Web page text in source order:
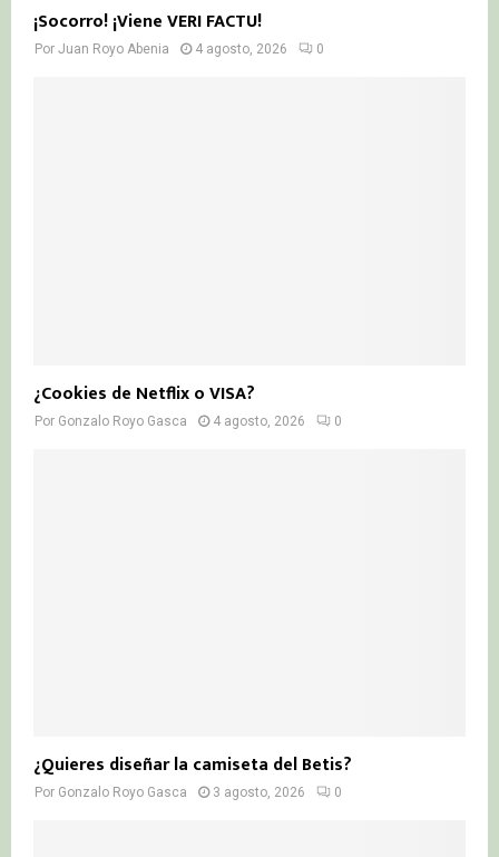
¡Socorro! ¡Viene VERI FACTU!
Por Juan Royo Abenia 4 agosto, 2026 0
¿Cookies de Netflix o VISA?
Por Gonzalo Royo Gasca 4 agosto, 2026 0
¿Quieres diseñar la camiseta del Betis?
Por Gonzalo Royo Gasca 3 agosto, 2026 0